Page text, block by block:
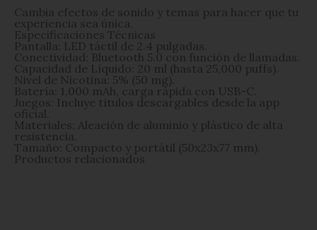
Cambia efectos de sonido y temas para hacer que tu
experiencia sea única.
Especificaciones Técnicas
Pantalla: LED táctil de 2.4 pulgadas.
Conectividad: Bluetooth 5.0 con función de llamadas.
Capacidad de Líquido: 20 ml (hasta 25,000 puffs).
Nivel de Nicotina: 5% (50 mg).
Batería: 1,000 mAh, carga rápida con USB-C.
Juegos: Incluye títulos descargables desde la app
oficial.
Materiales: Aleación de aluminio y plástico de alta
resistencia.
Tamaño: Compacto y portátil (50x23x77 mm).
Productos relacionados